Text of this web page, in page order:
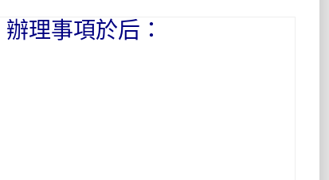
理事項於后：